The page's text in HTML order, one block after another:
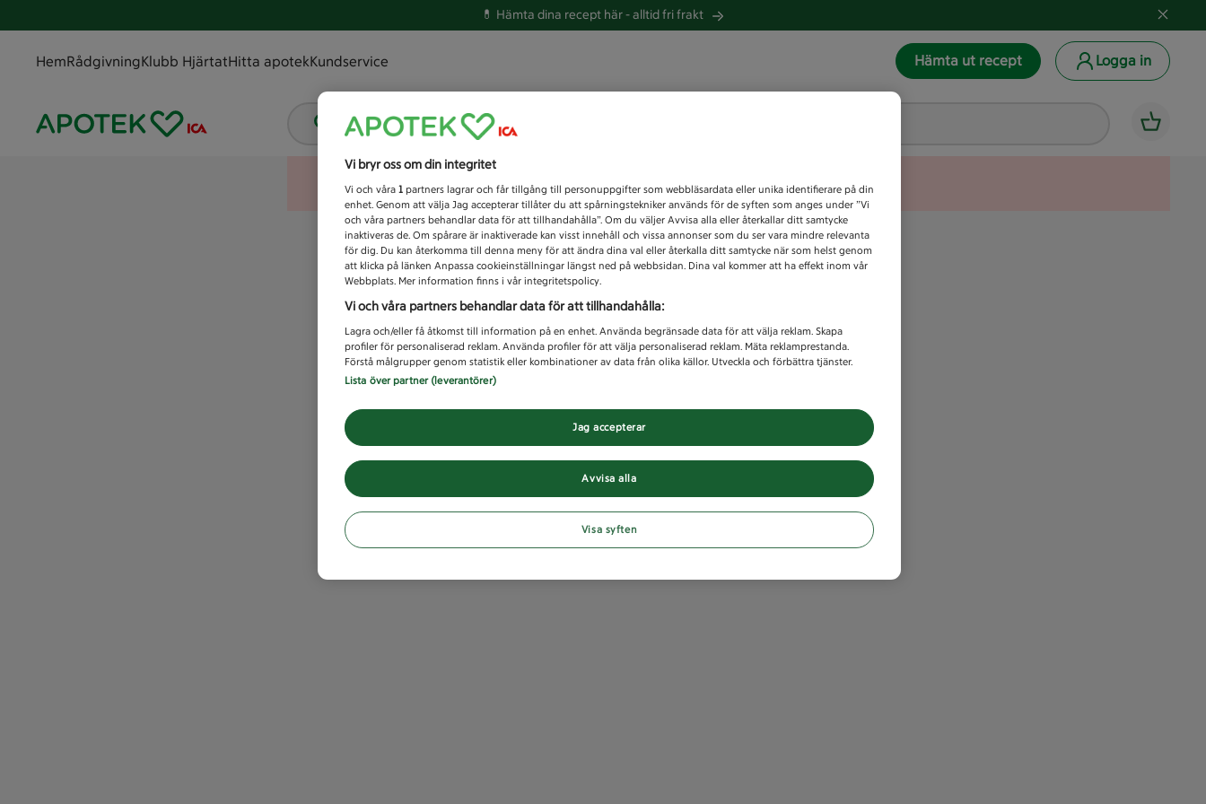
💊 Hämta dina recept här -alltid fri frakt
HemRådgivningKlubb HjärtatHitta apotekKundservice Hämta ut recept Logga in
Vad letar du efter idag?
Unknown error
Vi bryr oss om din integritet
Vi och våra 1 partners lagrar och får tillgång till personuppgifter som webbläsardata eller unika identifierare på din
enhet. Genom att välja Jag accepterar tillåter du att spårningstekniker används för de syften som anges under ”Vi
och våra partners behandlar data för att tillhandahålla”. Om du väljer Avvisa alla eller återkallar ditt samtycke
inaktiveras de. Om spårare är inaktiverade kan visst innehåll och vissa annonser som du ser vara mindre relevanta
för dig. Du kan återkomma till denna meny för att ändra dina val eller återkalla ditt samtycke när som helst genom
att klicka på länken Anpassa cookieinställningar längst ned på webbsidan. Dina val kommer att ha effekt inom vår
Webbplats. Mer information finns i vår integritetspolicy.
Vi och våra partners behandlar data för att tillhandahålla:
Lagra och/eller få åtkomst till information på en enhet. Använda begränsade data för att välja reklam. Skapa
profiler för personaliserad reklam. Använda profiler för att välja personaliserad reklam. Mäta reklamprestanda.
Förstå målgrupper genom statistik eller kombinationer av data från olika källor. Utveckla och förbättra tjänster.
Lista över partner (leverantörer)
Avvisa alla
Jag accepterar
Visa syften